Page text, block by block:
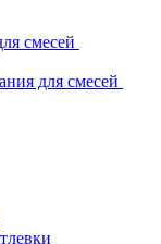
смесей
для смесей